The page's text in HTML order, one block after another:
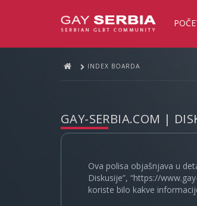
INDEX BOARDA
GAY-SERBIA.COM |
Ova polisa objašnjava u
Diskusije”, “https://
koriste bilo kakve